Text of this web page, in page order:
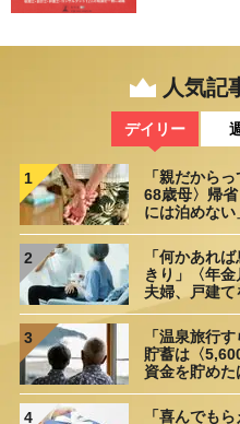
人気記
デイリー
1
「親だから
68歳母〉帰
には泊めない
2
「何かあれ
きり」〈年
夫婦、戸建
距離”
3
「温泉旅行
貯蓄は〈
資金を貯め
理由
4
「喜んでも